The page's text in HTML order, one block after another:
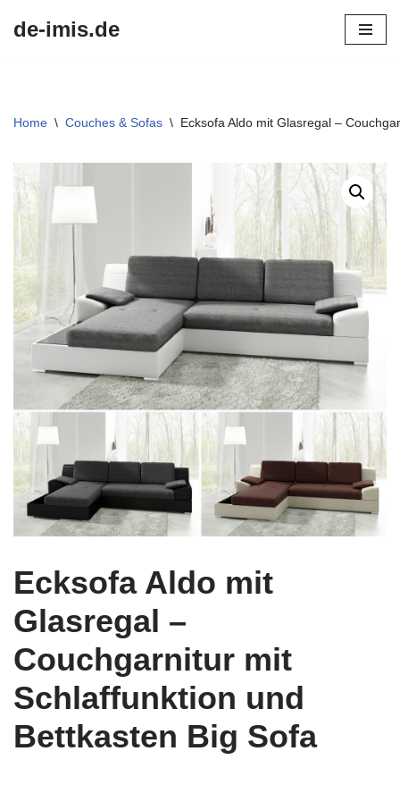
de-imis.de
Home \ Couches & Sofas \ Ecksofa Aldo mit Glasregal –
Ecksofa Aldo mit
Glasregal –
Couchgarnitur mit
Schlaffunktion und
Bettkasten Big Sofa